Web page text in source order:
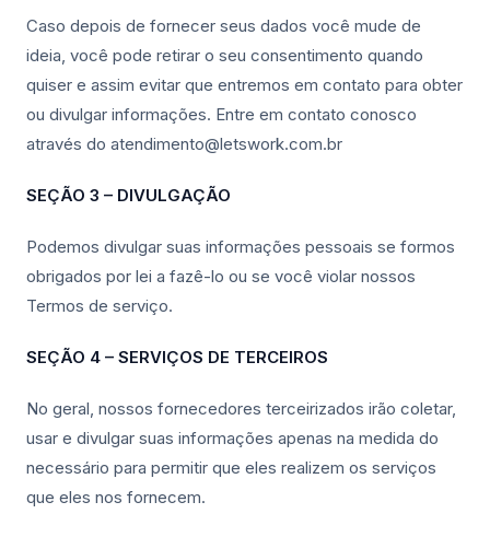
Caso depois de fornecer seus dados você mude de
ideia, você pode retirar o seu consentimento quando
quiser e assim evitar que entremos em contato para obter
ou divulgar informações. Entre em contato conosco
através do atendimento@letswork.com.br
SEÇÃO 3 – DIVULGAÇÃO
Podemos divulgar suas informações pessoais se formos
obrigados por lei a fazê-lo ou se você violar nossos
Termos de serviço.
SEÇÃO 4 – SERVIÇOS DE TERCEIROS
No geral, nossos fornecedores terceirizados irão coletar,
usar e divulgar suas informações apenas na medida do
necessário para permitir que eles realizem os serviços
que eles nos fornecem.